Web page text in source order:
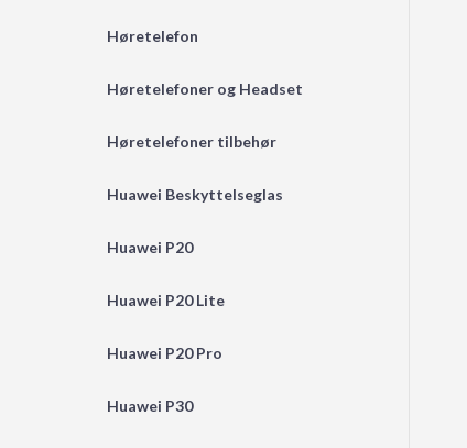
Høretelefon
Høretelefoner og Headset
Høretelefoner tilbehør
Huawei Beskyttelseglas
Huawei P20
Huawei P20 Lite
Huawei P20 Pro
Huawei P30